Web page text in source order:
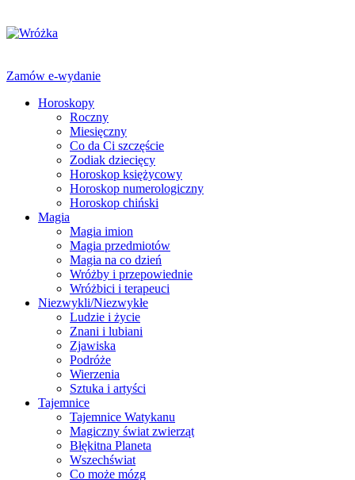
Zamów e-wydanie
Horoskopy
Roczny
Miesięczny
Co da Ci szczęście
Zodiak dziecięcy
Horoskop księżycowy
Horoskop numerologiczny
Horoskop chiński
Magia
Magia imion
Magia przedmiotów
Magia na co dzień
Wróżby i przepowiednie
Wróżbici i terapeuci
Niezwykli/Niezwykłe
Ludzie i życie
Znani i lubiani
Zjawiska
Podróże
Wierzenia
Sztuka i artyści
Tajemnice
Tajemnice Watykanu
Magiczny świat zwierząt
Błękitna Planeta
Wszechświat
Co może mózg